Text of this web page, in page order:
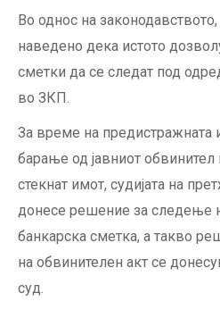
Во однос на
наведено дека истото
сметки да се следат под
во ЗКП.
За време на предистражната
барање од јавниот
стекнат имот, судијата на
донесе решение за следење
банкарска сметка, а такво
на обвинителен акт се
суд.